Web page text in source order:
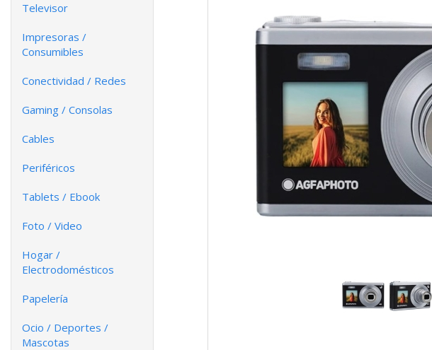
Televisor
Impresoras /
Consumibles
Conectividad / Redes
Gaming / Consolas
Cables
Periféricos
Tablets / Ebook
Foto / Video
Hogar /
Electrodomésticos
Papelería
Ocio / Deportes /
Mascotas